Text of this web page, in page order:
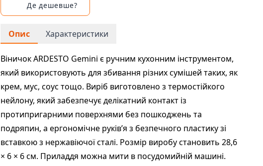
Де дешевше?
Опис Характеристики
Віничок ARDESTO Gemini є ручним кухонним інструментом,
який використовують для збивання різних сумішей таких, як
крем, мус, соус тощо. Виріб виготовлено з термостійкого
нейлону, який забезпечує делікатний контакт із
протипригарними поверхнями без пошкоджень та
подряпин, а ергономічне руків’я з безпечного пластику зі
вставкою з нержавіючої сталі. Розмір виробу становить 28,6
× 6 × 6 см. Приладдя можна мити в посудомийній машині.